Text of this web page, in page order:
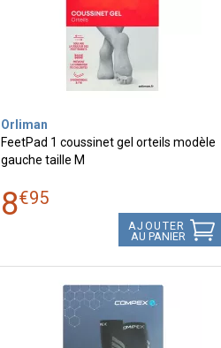
Orliman
FeetPad 1 coussinet gel orteils modèle
gauche taille M
8€95
AJOUTER
AU PANIER